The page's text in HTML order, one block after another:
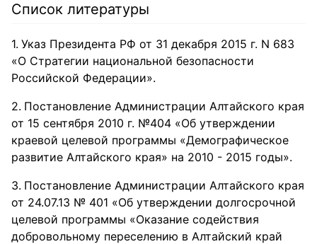
Список литературы
Указ Президента РФ от 31 декабря 2015 г. N 683
«О Стратегии национальной безопасности
Российской Федерации».
Постановление Администрации Алтайского края
от 15 сентября 2010 г. №404 «Об утверждении
краевой целевой программы «Демографическое
развитие Алтайского края» на 2010 - 2015 годы».
Постановление Администрации Алтайского края
от 24.07.13 № 401 «Об утверждении долгосрочной
целевой программы «Оказание содействия
добровольному переселению в Алтайский край